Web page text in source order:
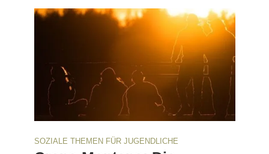
SOZIALE THEMEN FÜR JUGENDLICHE